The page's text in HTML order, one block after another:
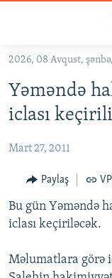
Əsas
qayıt
Əsas
qayıt
KORRUPSIOMETR
#ƏSLINDƏ
FƏRQƏ BAX
QANUNI DOĞRU
ARAŞDIRMA
MULTIMEDIA
2026, 08 Avqust,
Yəməndə
iclası
Mart 27, 2011
Paylaş
Bu gün Yəməndə
iclası keçiriləcək.
Məlumatlara görə